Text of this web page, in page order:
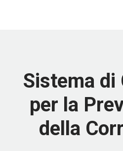
Sistema di
per la
della